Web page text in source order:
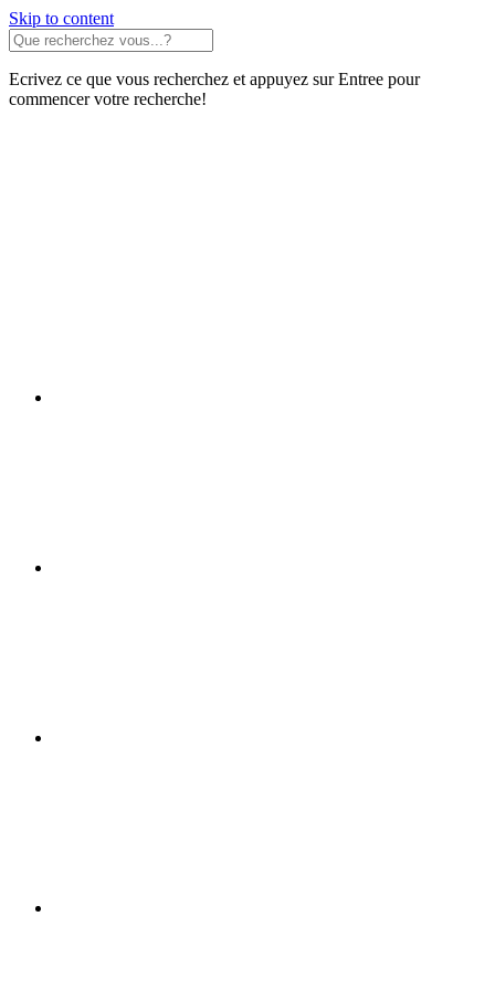
Skip to content
Ecrivez ce que vous recherchez et appuyez sur Entree pour
commencer votre recherche!